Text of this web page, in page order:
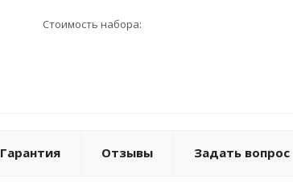
Стоимость набора:
Гарантия Отзывы Задать вопрос